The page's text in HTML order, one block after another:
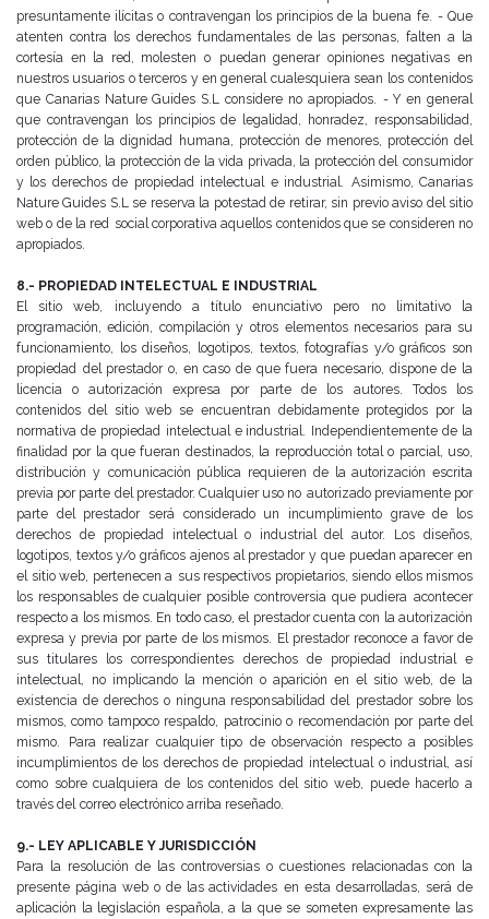
presuntamente ilícitas o contravengan los principios de la buena fe. - Que
atenten contra los derechos fundamentales de las personas, falten a la
cortesía en la red, molesten o
puedan generar opiniones negativas en
nuestros usuarios o terceros y en general cualesquiera sean los contenidos
que Canarias Nature Guides S.L considere no apropiados. - Y en general
que contravengan los principios de legalidad, honradez, responsabilidad,
protección de la dignidad humana, protección de menores, protección del
orden público, la protección de la vida privada, la protección del consumidor
y los derechos de propiedad intelectual e industrial. Asimismo, Canarias
Nature Guides S.L se reserva la potestad de retirar, sin previo aviso del sitio
web o de la red social corporativa aquellos contenidos que se consideren no
apropiados.
8.- PROPIEDAD INTELECTUAL E INDUSTRIAL
El sitio web, incluyendo a título enunciativo pero no limitativo la
programación, edición, compilación y otros elementos necesarios para su
funcionamiento, los diseños, logotipos, textos, fotografías y/o gráficos son
propiedad del prestador o, en caso de que fuera necesario, dispone de la
licencia o autorización expresa por parte de los
autores. Todos los
contenidos del sitio web se encuentran debidamente protegidos por la
normativa de propiedad intelectual e industrial.
Independientemente de la
finalidad por la que fueran destinados, la reproducción total o parcial, uso,
distribución y comunicación pública requieren de la autorización escrita
previa por parte del prestador. Cualquier uso no autorizado previamente por
parte del prestador será considerado un incumplimiento grave de los
derechos de
propiedad intelectual o industrial del autor.
Los diseños,
logotipos, textos y/o gráficos ajenos al prestador y que puedan aparecer en
el sitio web, pertenecen a sus respectivos propietarios, siendo ellos mismos
los responsables de cualquier posible controversia que pudiera acontecer
respecto a los mismos. En todo caso, el prestador cuenta con la autorización
expresa y previa por parte de los mismos. El prestador reconoce a favor de
sus titulares los correspondientes derechos de propiedad industrial e
intelectual,
no implicando la mención o aparición en el sitio web, de la
existencia de derechos o ninguna responsabilidad del prestador sobre los
mismos, como tampoco respaldo, patrocinio o recomendación por parte del
mismo.
Para realizar cualquier tipo de observación respecto a posibles
incumplimientos de los derechos de propiedad intelectual o industrial, así
como sobre cualquiera de los contenidos del sitio web, puede hacerlo a
través del correo electrónico arriba reseñado.
9.- LEY APLICABLE Y JURISDICCIÓN
Para la resolución de las controversias o cuestiones relacionadas con la
presente página web o de las actividades en esta desarrolladas, será de
aplicación la legislación española, a la que se someten expresamente las